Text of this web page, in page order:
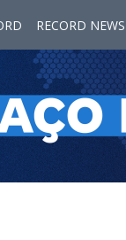
RECORD NEWS